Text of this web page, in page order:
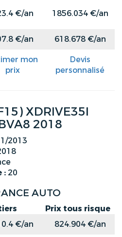
€/an 1856.034 €/an
€/an 618.678 €/an
mon
prix
Devis
personnalisé
XDRIVE35I
2018
2013
: 20
AUTO
Prix tous risque
€/an
824.904 €/an